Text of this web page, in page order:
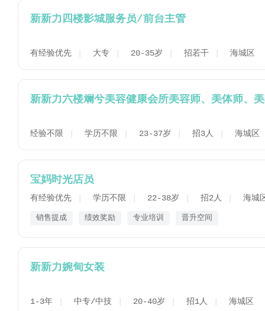
新新力四楼影城服务员/前台主管
有经验优先 大专 20-35岁 招若干 海城区
新新力六楼斓兮美容健康会所美容师、美体师、
经验不限 学历不限 23-37岁 招3人 海城区
宝妈时光店员
有经验优先 学历不限 22-38岁 招2人 海城
销售提成 绩效奖励 专业培训 晋升空间
新新力婉甸女装
1-3年 中专/中技 20-40岁 招1人 海城区